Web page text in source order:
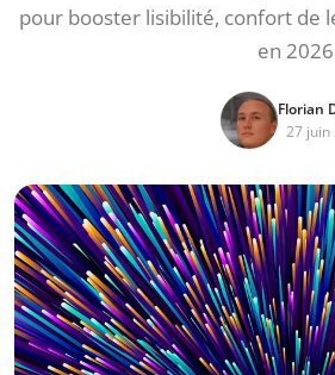
pour booster lisibilité, confort de
en
Florian
27 juin